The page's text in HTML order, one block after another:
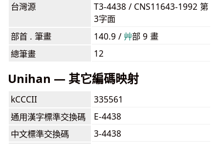
台灣源
T3-4438 / CNS11643-1992 第
3字面
部首 . 筆畫
140.9 / ⾋部 9 畫
總筆畫
12
Unihan — 其它編碼映射
kCCCII
335561
通用漢字標準交換碼
E-4438
中文標準交換碼
3-4438